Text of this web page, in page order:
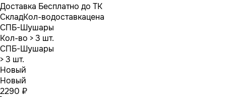
Доставка Бесплатно до ТК
СкладКол-водоставкацена
СПБ-Шушары
Кол-во > 3 шт.
СПБ-Шушары
> 3 шт.
Новый
Новый
2290 ₽